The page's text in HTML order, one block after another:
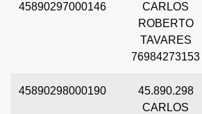
45890297000146
CARLOS
ROBERTO
TAVARES
76984273153
45890298000190
45.890.298
CARLOS